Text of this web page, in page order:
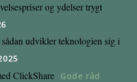
og ydelser trygt
udvikler teknologien sig i
ClickShare Gode råd